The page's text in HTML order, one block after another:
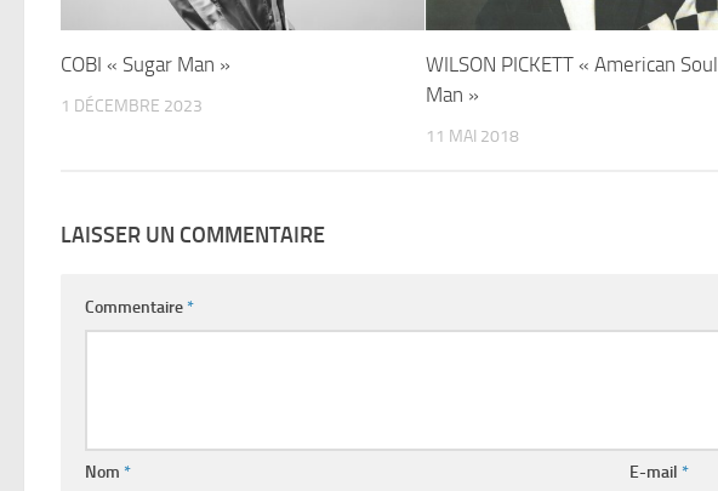
COBI « Sugar Man »
1 DÉCEMBRE 2023
WILSON PICKETT « American Soul
Man »
11 MAI 2018
LAISSER UN COMMENTAIRE
Commentaire*
Nom * E-mail*